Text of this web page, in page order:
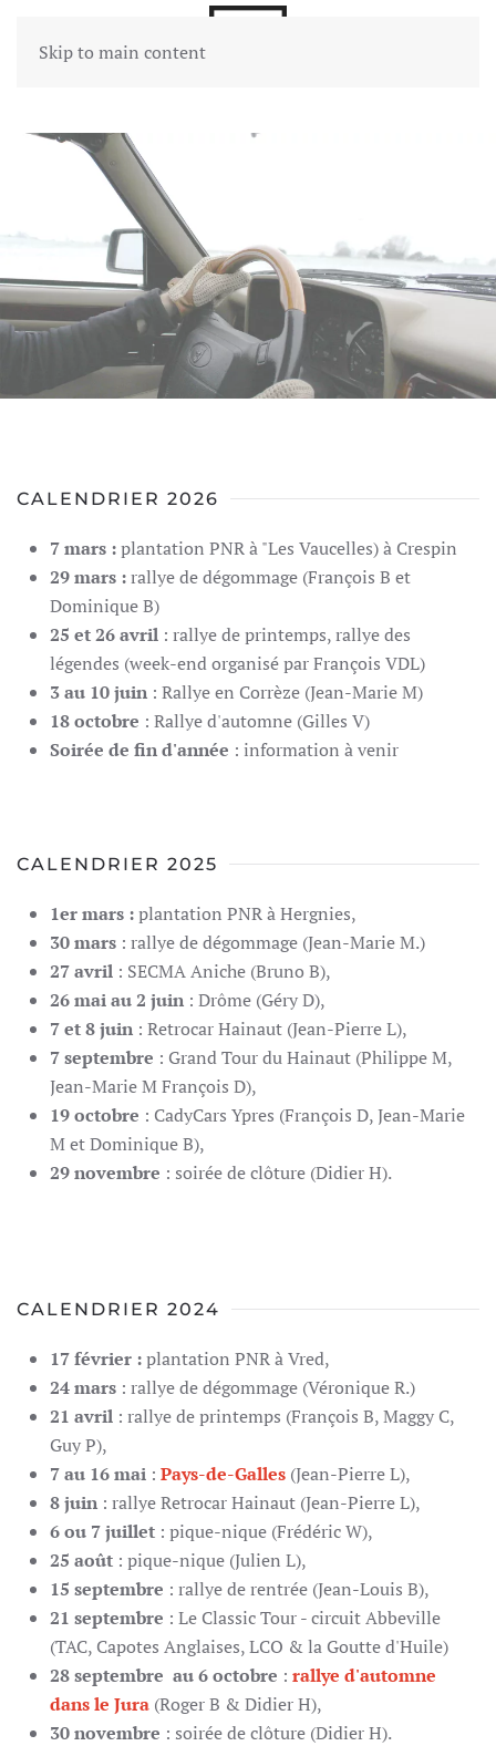
Skip to main content
CALENDRIER 2026
7 mars :plantation PNR à "Les Vaucelles) à Crespin
29 mars :rallye de dégommage (François B et
Dominique B)
25 et 26 avril : rallye de printemps, rallye des
légendes (week-end organisé par François VDL)
3 au 10 juin : Rallye en Corrèze (Jean-Marie M)
18 octobre : Rallye d'automne (Gilles V)
Soirée de fin d'année : information à venir
CALENDRIER 2025
1er mars :plantation PNR à Hergnies,
30 mars : rallye de dégommage (Jean-Marie M.)
27 avril : SECMA Aniche (Bruno B),
26 mai au 2 juin : Drôme (Géry D),
7 et 8 juin : Retrocar Hainaut (Jean-Pierre L),
7 septembre : Grand Tour du Hainaut (Philippe M,
Jean-Marie M François D),
19 octobre : CadyCars Ypres (François D, Jean-Marie
M et Dominique B),
29 novembre : soirée de clôture (Didier H).
CALENDRIER 2024
17 février :plantation PNR à Vred,
24 mars : rallye de dégommage (Véronique R.)
21 avril : rallye de printemps (François B, Maggy C,
Guy P),
7 au 16 mai : Pays-de-Galles (Jean-Pierre L),
8 juin : rallye Retrocar Hainaut (Jean-Pierre L),
6 ou 7 juillet : pique-nique (Frédéric W),
25 août : pique-nique (Julien L),
15 septembre : rallye de rentrée (Jean-Louis B),
21 septembre : Le Classic Tour - circuit Abbeville
(TAC, Capotes Anglaises, LCO & la Goutte d'Huile)
28 septembre au 6 octobre : rallye d'automne
dans le Jura (Roger B & Didier H),
30 novembre : soirée de clôture (Didier H).